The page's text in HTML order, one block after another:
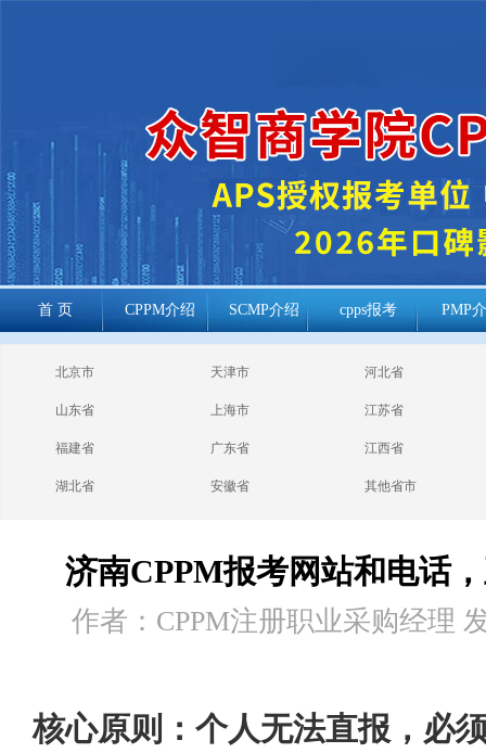
首 页 CPPM介绍 SCMP介绍 cpps报考 PMP
cppm报考常见
问题
北京市 天津市 河北省
山东省 上海市 江苏省
福建省 广东省 江西省
湖北省 安徽省 其他省市
济南CPPM报考网站和电话
作者：CPPM注册职业采购经理
核心原则：个人无法直报，必